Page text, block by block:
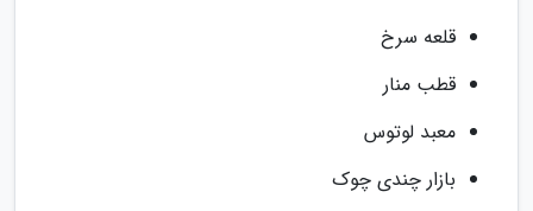
قلعه سرخ
قطب منار
معبد لوتوس
بازار چندی چوک